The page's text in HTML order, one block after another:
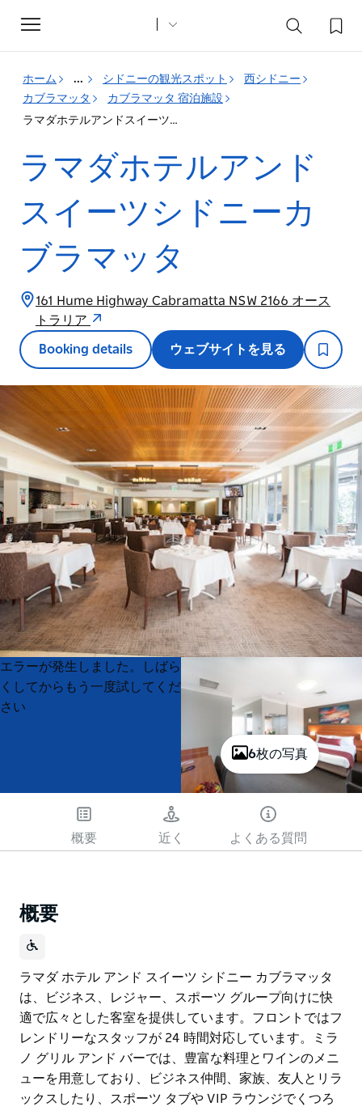
Toggle
navigation
ホーム ... シドニーの観光スポット
西シドニー
カブラマッタ
カブラマッタ 宿泊施設
ラマダホテルアンドスイーツシドニーカブラマッタ
ラマダホテルアンド
スイーツシドニーカ
ブラマッタ
161 Hume Highway Cabramatta NSW 2166 オース
トラリア
Booking details ウェブサイトを見る
6枚の写真
Product
List
Product
List
エラーが発生しました。しばら
くしてからもう一度試してくだ
さい
概要 近く よくある質問
概要
ラマダ ホテル アンド スイーツ シドニー カブラマッタ
は、ビジネス、レジャー、スポーツ グループ向けに快
適で広々とした客室を提供しています。フロントではフ
レンドリーなスタッフが 24 時間対応しています。ミラ
ノ グリル アンド バーでは、豊富な料理とワインのメニ
ューを用意しており、ビジネス仲間、家族、友人とリラ
ックスしたり、スポーツ タブや VIP ラウンジでくつろ